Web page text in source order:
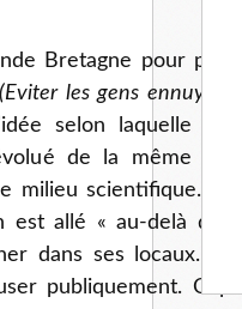
Bretagne pour
les gens ennuyeux
selon laquelle
de la même
milieu scientifique.
allé « au-delà d’un
dans ses locaux.
publiquement.